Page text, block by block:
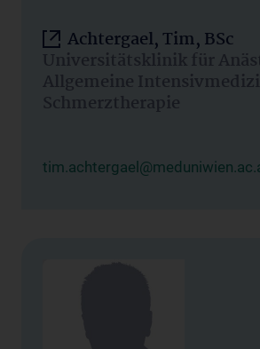
Achtergael, Tim, BSc
Universitätsklinik für
Allgemeine
Schmerztherapie